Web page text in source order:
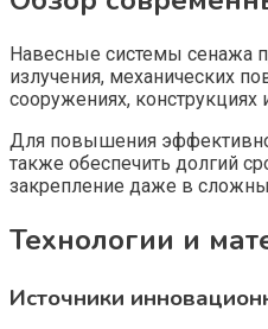
Навесные системы сенажа
излучения, механических
сооружениях,
Для повышения
также обеспечить долгий
закрепление даже в
Технологии и
Источники